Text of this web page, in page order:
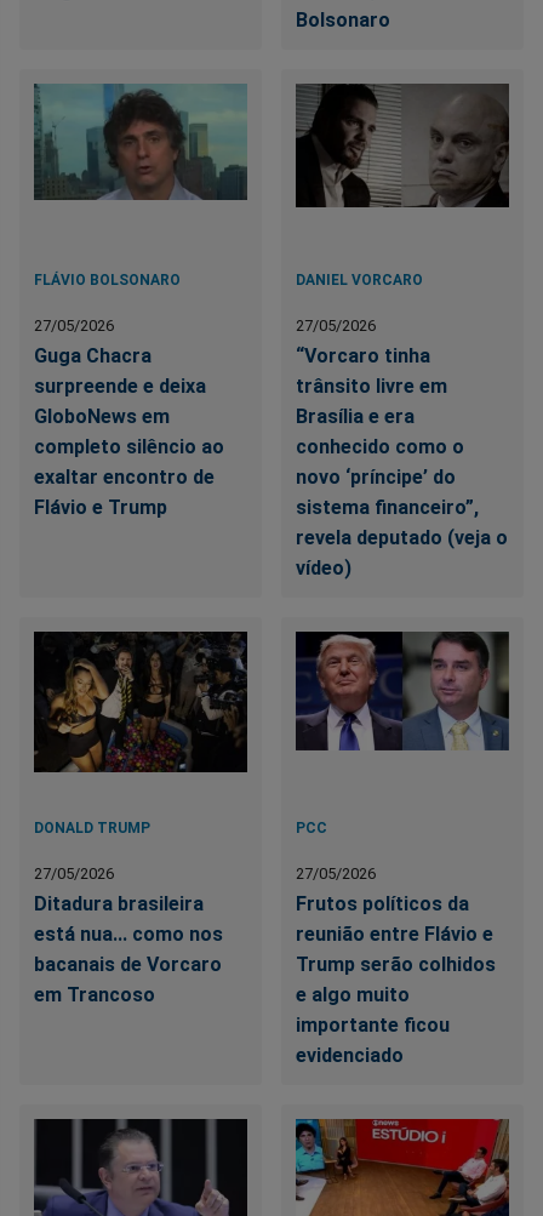
Bolsonaro
FLÁVIO BOLSONARO
27/05/2026
Guga Chacra
surpreende e deixa
GloboNews em
completo silêncio ao
exaltar encontro de
Flávio e Trump
DANIEL VORCARO
27/05/2026
“Vorcaro tinha
trânsito livre em
Brasília e era
conhecido como o
novo ‘príncipe’ do
sistema financeiro”,
revela deputado (veja o
vídeo)
DONALD TRUMP
27/05/2026
Ditadura brasileira
está nua... como nos
bacanais de Vorcaro
em Trancoso
PCC
27/05/2026
Frutos políticos da
reunião entre Flávio e
Trump serão colhidos
e algo muito
importante ficou
evidenciado